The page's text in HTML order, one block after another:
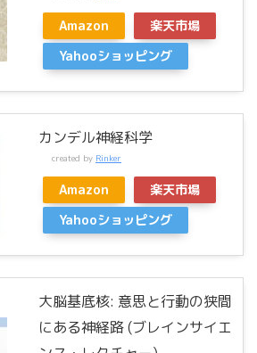
Amazon
楽天市場
Yahooショッピング
カンデル神経科学
created by Rinker
Amazon
楽天市場
Yahooショッピング
大脳基底核: 意思と行動の狭間
にある神経路 (ブレインサイエ